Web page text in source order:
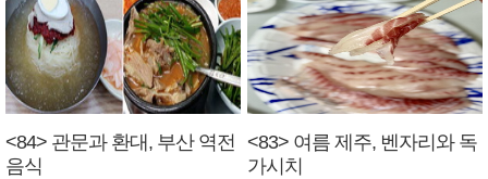
<84> 관문과 환대, 부산 역전
음식
<83> 여름 제주, 벤자리와 독
가시치